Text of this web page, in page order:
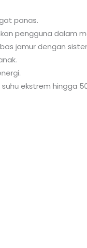
panas.
pengguna dalam
jamur dengan
ekstrem hingga